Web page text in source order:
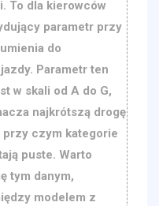
To dla kierowców
parametr przy
do
Parametr ten
w skali od A do G,
najkrótszą drogę
przy czym kategorie
puste. Warto
tym danym,
modelem z